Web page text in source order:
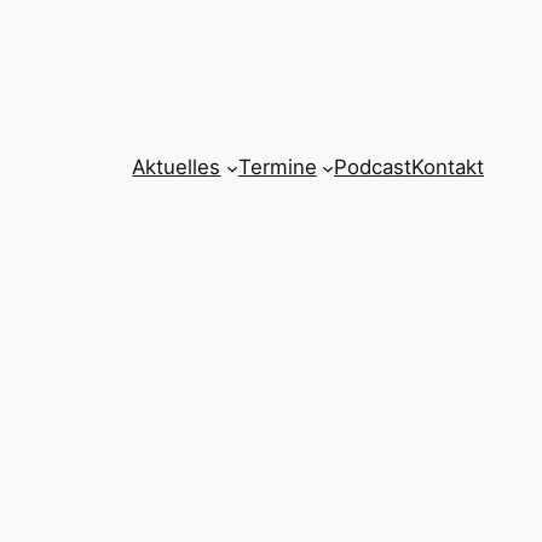
Aktuelles Termine PodcastKontakt